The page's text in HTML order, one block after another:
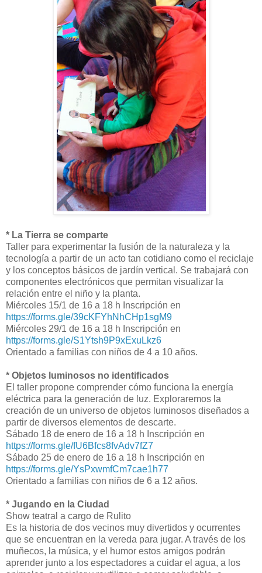
* La Tierra se comparte
Taller para experimentar la fusión de la naturaleza y la
tecnología a partir de un acto tan cotidiano como el reciclaje
y los conceptos básicos de jardín vertical. Se trabajará con
componentes electrónicos que permitan visualizar la
relación entre el niño y la planta.
Miércoles 15/1 de 16 a 18 h Inscripción en
https://forms.gle/39cKFYhNhCHp1sgM9
Miércoles 29/1 de 16 a 18 h Inscripción en
https://forms.gle/S1Ytsh9P9xExuLkz6
Orientado a familias con niños de 4 a 10 años.
* Objetos luminosos no identificados
El taller propone comprender cómo funciona la energía
eléctrica para la generación de luz. Exploraremos la
creación de un universo de objetos luminosos diseñados a
partir de diversos elementos de descarte.
Sábado 18 de enero de 16 a 18 h Inscripción en
https://forms.gle/fU6Bfcs8fvAdv7fZ7
Sábado 25 de enero de 16 a 18 h Inscripción en
https://forms.gle/YsPxwmfCm7cae1h77
Orientado a familias con niños de 6 a 12 años.
* Jugando en la Ciudad
Show teatral a cargo de Rulito
Es la historia de dos vecinos muy divertidos y ocurrentes
que se encuentran en la vereda para jugar. A través de los
muñecos, la música, y el humor estos amigos podrán
aprender junto a los espectadores a cuidar el agua, a los